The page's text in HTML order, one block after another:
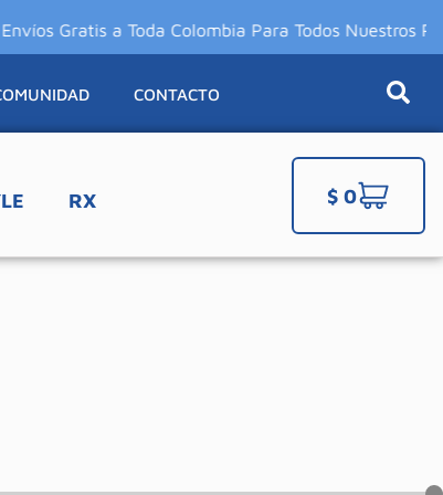
a Toda Colombia Para Todos Nuestros Productos
CONTACTO
RX $ 0